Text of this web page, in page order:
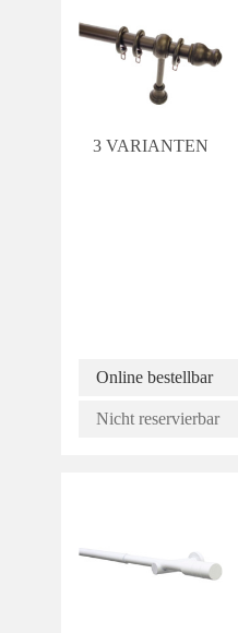
3 VARIANTEN
Online bestellbar
Nicht reservierbar